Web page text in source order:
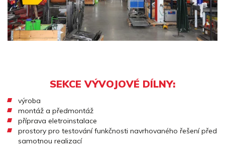
SEKCE VÝVOJOVÉ DÍLNY:
výroba
montáž a předmontáž
příprava eletroinstalace
prostory pro testování funkčnosti navrhovaného řešení před
samotnou realizací